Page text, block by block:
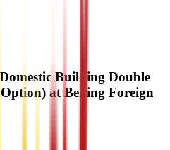
Building Double
at Beijing Foreign